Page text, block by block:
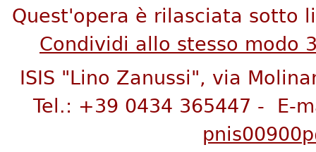
Quest'opera è rilasciata sotto
Condividi allo stesso modo
ISIS "Lino Zanussi", via
Tel.: +39 0434 365447 - E-